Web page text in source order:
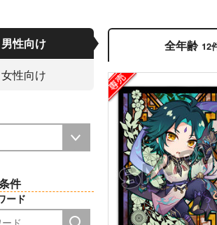
男性向け
女性向け
件
ード
全年齢 12